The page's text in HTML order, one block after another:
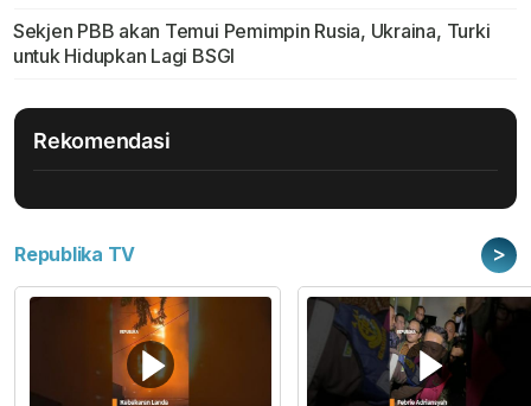
Sekjen PBB akan Temui Pemimpin Rusia, Ukraina, Turki
untuk Hidupkan Lagi BSGI
Rekomendasi
Republika TV >